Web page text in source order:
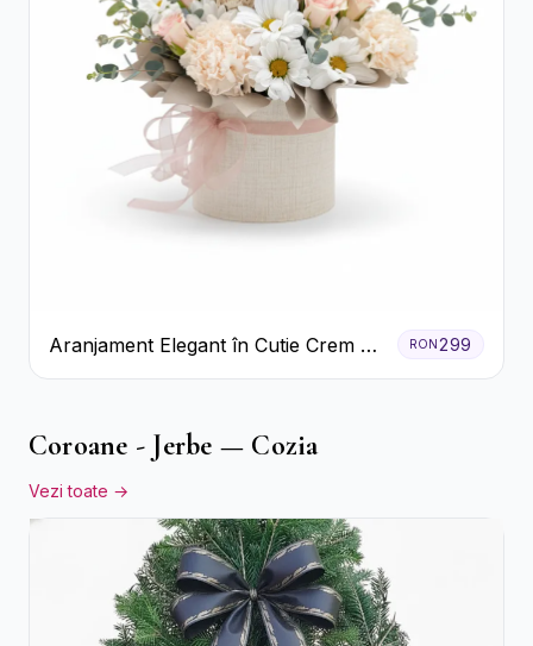
Aranjament Elegant în Cutie Crem cu
Crizanteme și Trandafiri
RON299
Coroane - Jerbe — Cozia
Vezi toate →